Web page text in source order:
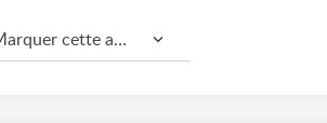
Marquer cette annonce comme...